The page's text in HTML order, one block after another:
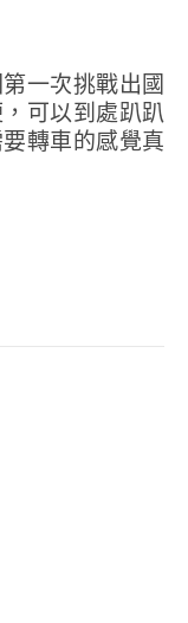
可以到處趴趴
轉車的感覺真